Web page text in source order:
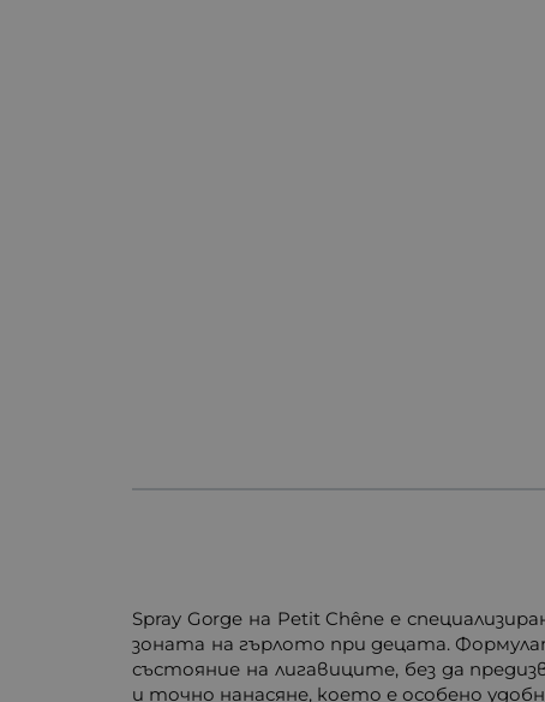
Spray Gorge на Petit Chêne е
зоната на гърлото при децата.
състояние на лигавиците, без да
и точно нанасяне, което е особено